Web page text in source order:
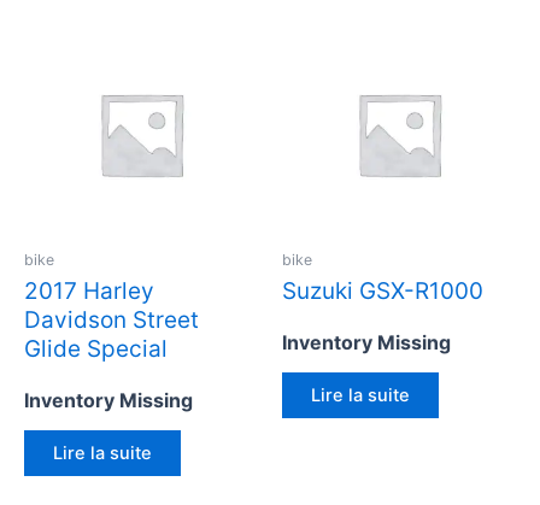
bike
2017 Harley
Davidson Street
Glide Special
Inventory Missing
Lire la suite
bike
Suzuki GSX-R1000
Inventory Missing
Lire la suite